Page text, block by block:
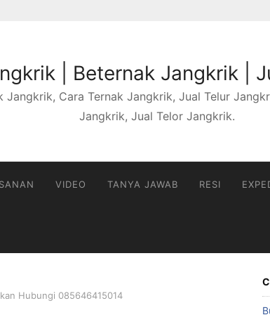
| Beternak Jangkrik |
Jangkrik, Cara Ternak Jangkrik, Jual Telur
Jangkrik, Jual Telor Jangkrik.
VIDEO TANYA JAWAB RESI
Hubungi 085646415014